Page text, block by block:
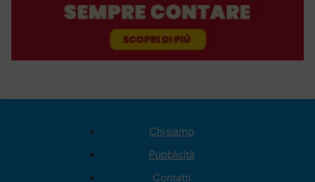
Chi siamo
Pubblicità
Contatti